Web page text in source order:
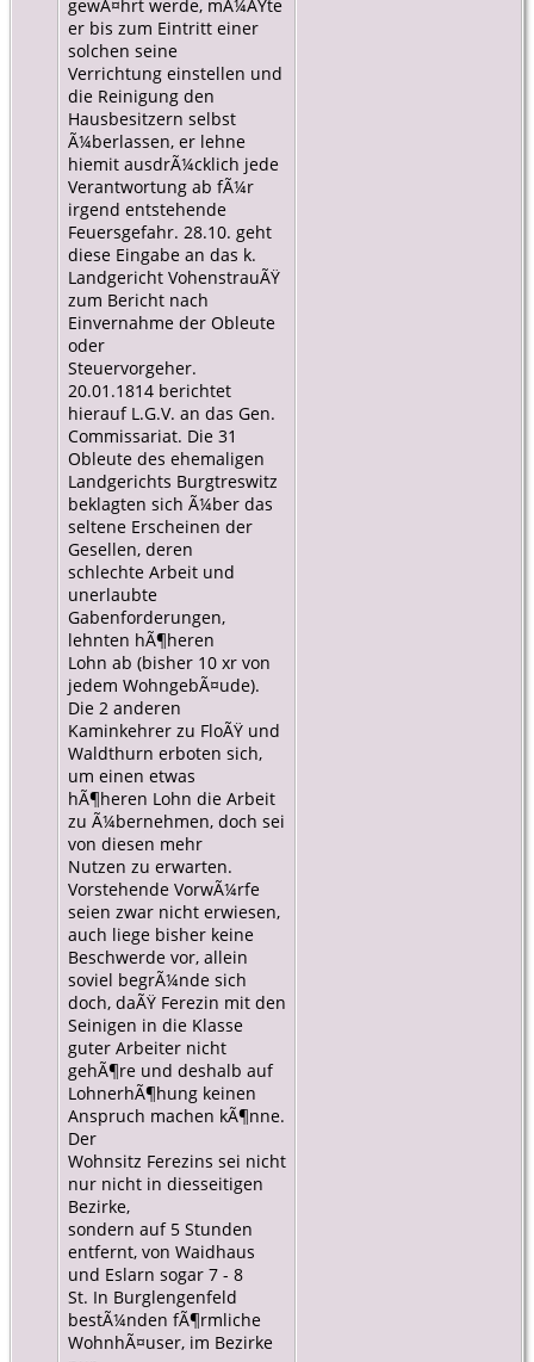
gewÃ¤hrt werde, mÃ¼ÃŸte
er bis zum Eintritt einer
solchen seine
Verrichtung einstellen und
die Reinigung den
Hausbesitzern selbst
Ã¼berlassen, er lehne
hiemit ausdrÃ¼cklich jede
Verantwortung ab fÃ¼r
irgend entstehende
Feuersgefahr. 28.10. geht
diese Eingabe an das k.
Landgericht VohenstrauÃŸ
zum Bericht nach
Einvernahme der Obleute
oder
Steuervorgeher.
20.01.1814 berichtet
hierauf L.G.V. an das Gen.
Commissariat. Die 31
Obleute des ehemaligen
Landgerichts Burgtreswitz
beklagten sich Ã¼ber das
seltene Erscheinen der
Gesellen, deren
schlechte Arbeit und
unerlaubte
Gabenforderungen,
lehnten hÃ¶heren
Lohn ab (bisher 10 xr von
jedem WohngebÃ¤ude).
Die 2 anderen
Kaminkehrer zu FloÃŸ und
Waldthurn erboten sich,
um einen etwas
hÃ¶heren Lohn die Arbeit
zu Ã¼bernehmen, doch sei
von diesen mehr
Nutzen zu erwarten.
Vorstehende VorwÃ¼rfe
seien zwar nicht erwiesen,
auch liege bisher keine
Beschwerde vor, allein
soviel begrÃ¼nde sich
doch, daÃŸ Ferezin mit den
Seinigen in die Klasse
guter Arbeiter nicht
gehÃ¶re und deshalb auf
LohnerhÃ¶hung keinen
Anspruch machen kÃ¶nne.
Der
Wohnsitz Ferezins sei nicht
nur nicht in diesseitigen
Bezirke,
sondern auf 5 Stunden
entfernt, von Waidhaus
und Eslarn sogar 7 - 8
St. In Burglengenfeld
bestÃ¼nden fÃ¶rmliche
WohnhÃ¤user, im Bezirke